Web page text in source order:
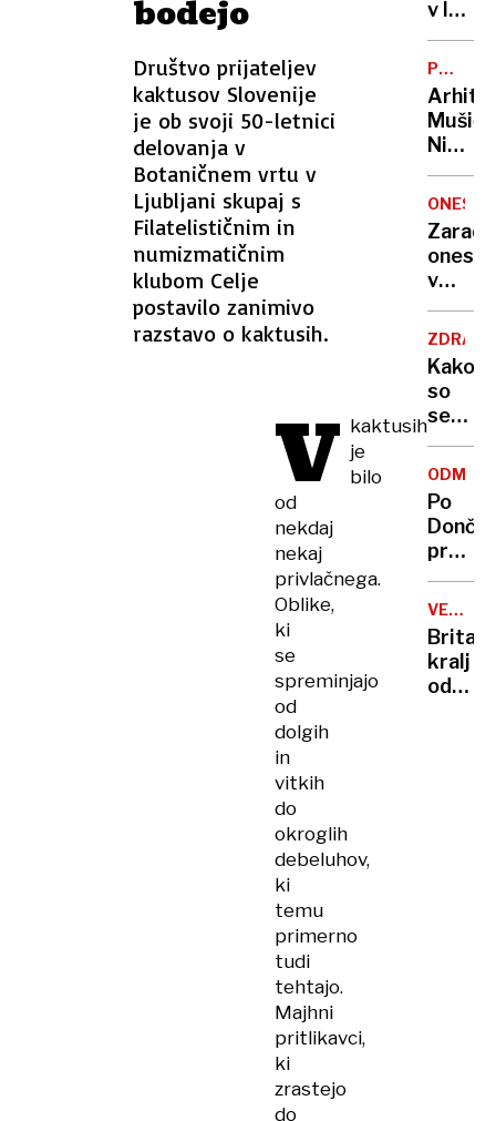
bodejo
Društvo prijateljev
kaktusov Slovenije
je ob svoji 50-letnici
delovanja v
Botaničnem vrtu v
Ljubljani skupaj s
Filatelističnim in
numizmatičnim
klubom Celje
postavilo zanimivo
razstavo o kaktusih.
V kaktusih
je
bilo
od
nekdaj
nekaj
privlačnega.
Oblike,
ki
se
spreminjajo
od
dolgih
in
vitkih
do
okroglih
debeluhov,
ki
temu
primerno
tudi
tehtajo.
Majhni
pritlikavci,
ki
zrastejo
do
zadavil
v lov
na
nov
rekord
CENTER
Mušič:
Nikoli
nisem
da je
to v
moji
sploh
Zaradi
v
delu
voda
Kako
so
se
cilji
vlade
Po
Karma
je
psica,
Nico
pa
njen
VELIKA
kralj